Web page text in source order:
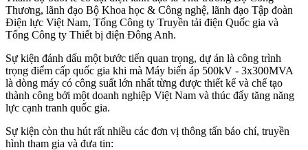
Thương, lãnh đạo Bộ Khoa học & Công nghệ, lãnh đạo Tập đoàn
Điện lực Việt Nam, Tổng Công ty Truyền tải điện Quốc gia và
Tổng Công ty Thiết bị điện Đông Anh.
Sự kiện đánh dấu một bước tiến quan trọng, dự án là công trình
trọng điểm cấp quốc gia khi mà Máy biến áp 500kV - 3x300MVA
là dòng máy có công suất lớn nhất từng được thiết kế và chế tạo
thành công bởi một doanh nghiệp Việt Nam và thúc đẩy tăng năng
lực cạnh tranh quốc gia.
Sự kiện còn thu hút rất nhiều các đơn vị thông tấn báo chí, truyền
hình tham gia và đưa tin: